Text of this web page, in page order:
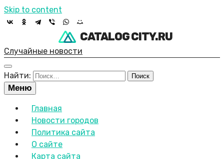
Skip to content
CATALOG CITY.RU
Случайные новости
Найти:
Меню
Главная
Новости городов
Политика сайта
О сайте
Карта сайта